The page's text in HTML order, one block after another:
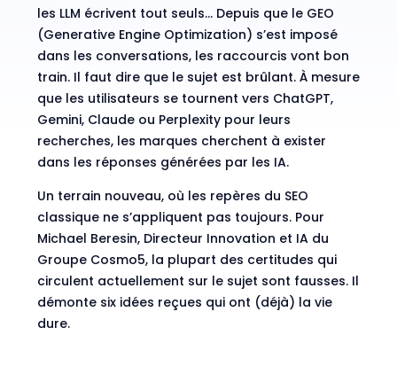
les LLM écrivent tout seuls… Depuis que le GEO
(Generative Engine Optimization) s’est imposé
dans les conversations, les raccourcis vont bon
train. Il faut dire que le sujet est brûlant. À mesure
que les utilisateurs se tournent vers ChatGPT,
Gemini, Claude ou Perplexity pour leurs
recherches, les marques cherchent à exister
dans les réponses générées par les IA.
Un terrain nouveau, où les repères du SEO
classique ne s’appliquent pas toujours. Pour
Michael Beresin, Directeur Innovation et IA du
Groupe Cosmo5, la plupart des certitudes qui
circulent actuellement sur le sujet sont fausses. Il
démonte six idées reçues qui ont (déjà) la vie
dure.